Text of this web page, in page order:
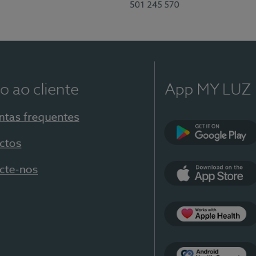
501 245 570
ao cliente
frequentes
nos
App MY LUZ